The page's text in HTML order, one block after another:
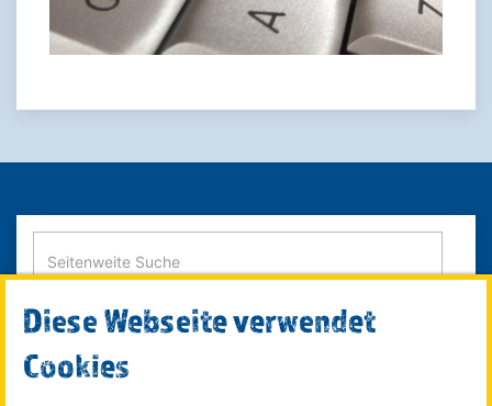
SUCHE STARTEN
Diese Webseite verwendet
Cookies